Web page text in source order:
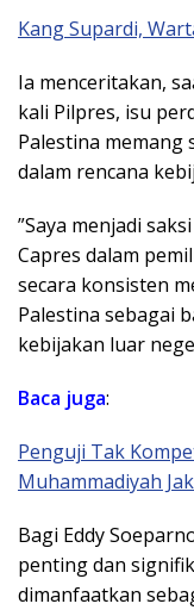
Kang Supardi,
​Ia menceritakan,
kali Pilpres, isu
Palestina memang
dalam rencana
​”Saya menjadi
Capres dalam
secara konsisten
Palestina sebagai
kebijakan luar
Baca juga:
Penguji Tak
Muhammadiyah
​Bagi Eddy
penting dan
dimanfaatkan